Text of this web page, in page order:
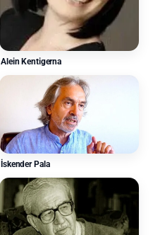
Alein Kentigerna
İskender Pala